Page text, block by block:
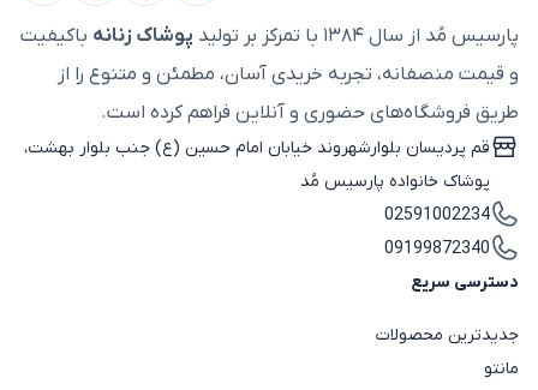
پارسیس مُد از سال ۱۳۸۴ با تمرکز بر تولید پوشاک زنانه باکیفیت
و قیمت منصفانه، تجربه خریدی آسان، مطمئن و متنوع را از
طریق فروشگاه‌های حضوری و آنلاین فراهم کرده است.
قم پردیسان بلوارشهروند خیابان امام حسین (ع) جنب بلوار بهشت،
پوشاک خانواده پارسیس مُد
02591002234
09199872340
دسترسی سریع
جدیدترین محصولات
مانتو